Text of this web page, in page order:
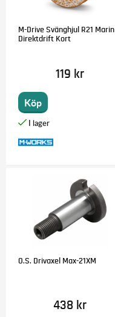
M-Drive Svänghjul R21 Marin
Direktdrift Kort
119 kr
Köp
O.S. Drivaxel Max-21XM
438 kr